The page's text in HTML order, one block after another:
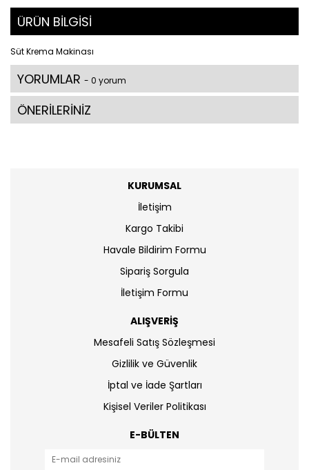
ÜRÜN BİLGİSİ
Süt Krema Makinası
YORUMLAR - 0 yorum
ÖNERİLERİNİZ
KURUMSAL
İletişim
Kargo Takibi
Havale Bildirim Formu
Sipariş Sorgula
İletişim Formu
ALIŞVERİŞ
Mesafeli Satış Sözleşmesi
Gizlilik ve Güvenlik
İptal ve İade Şartları
Kişisel Veriler Politikası
E-BÜLTEN